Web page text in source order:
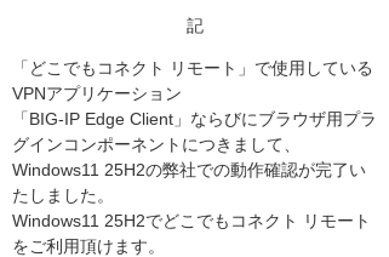
記
「どこでもコネクト リモート」で使用している
VPNアプリケーション
「BIG-IP Edge Client」ならびにブラウザ用プラ
グインコンポーネントにつきまして、
Windows11 25H2の弊社での動作確認が完了い
たしました。
Windows11 25H2でどこでもコネクト リモート
をご利用頂けます。